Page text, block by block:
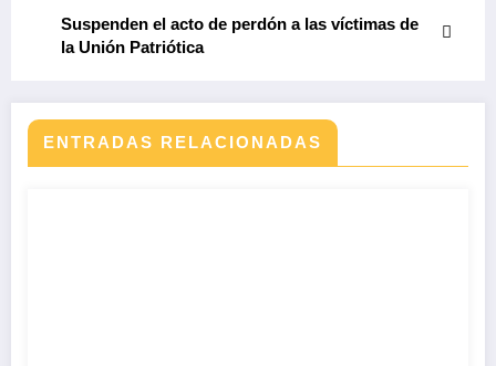
Suspenden el acto de perdón a las víctimas de
la Unión Patriótica
ENTRADAS RELACIONADAS